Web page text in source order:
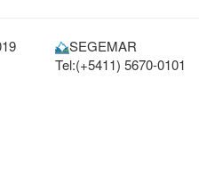
SEGEMAR
Tel:(+5411) 5670-0101